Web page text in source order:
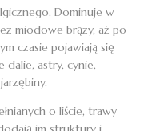
Dominuje w
miodowe brązy, aż po
czasie pojawiają się
dalie, astry, cynie,
o liście, trawy